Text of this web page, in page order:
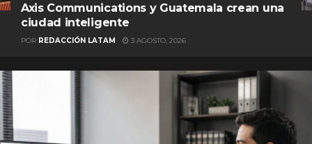
Axis Communications y Guatemala crean una
ciudad inteligente
POR REDACCIÓN LATAM 3 AGOSTO, 2026